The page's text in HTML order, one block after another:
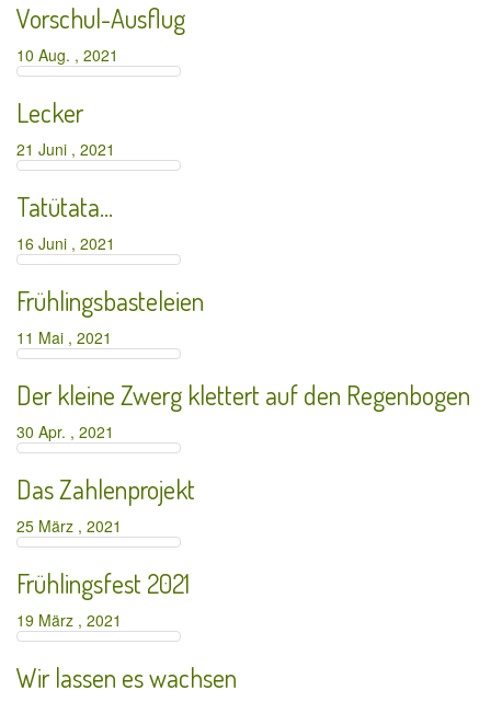
Vorschul-Ausflug
10 Aug. , 2021
Lecker
21 Juni , 2021
Tatütata…
16 Juni , 2021
Frühlingsbasteleien
11 Mai , 2021
Der kleine Zwerg klettert auf den Regenbogen
30 Apr. , 2021
Das Zahlenprojekt
25 März , 2021
Frühlingsfest 2021
19 März , 2021
Wir lassen es wachsen